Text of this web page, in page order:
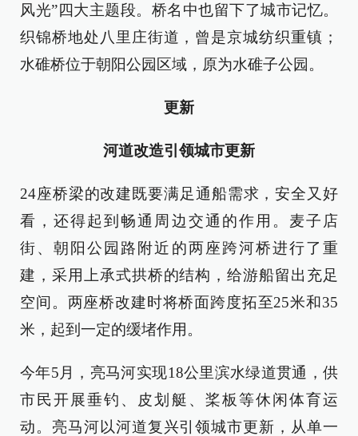
风光”四大主题段。桥名中也留下了城市记忆。
织锦桥地处八里庄街道，曾是京城纺织重镇；
水碓桥位于朝阳公园区域，原为水碓子公园。
更新
河道改造引领城市更新
24座桥梁的改建既要满足通船需求，安全又好
看，还得起到畅通周边交通的作用。麦子店
街、朝阳公园路附近的两座跨河桥进行了重
建，采用上承式拱桥的结构，给游船留出充足
空间。两座桥改建时将桥面跨度拓至25米和35
米，起到一定的缓堵作用。
今年5月，亮马河实现18公里滨水绿道贯通，供
市民开展垂钓、皮划艇、桨板等休闲体育运
动。亮马河以河道复兴引领城市更新，从单一